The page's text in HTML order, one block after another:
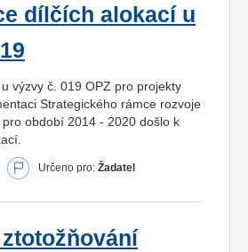
dílčích alokací u
výzvy č. 019 OPZ pro projekty
Strategického rámce rozvoje
období 2014 - 2020 došlo k
Určeno pro: Žadatel